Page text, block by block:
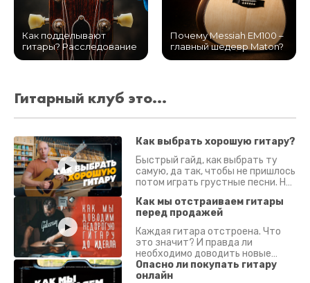
Как подделывают
гитары? Расследование
Почему Messiah EM100 –
главный шедевр Maton?
Гитарный клуб это...
Как выбрать хорошую гитару?
Быстрый гайд, как выбрать ту
самую, да так, чтобы не пришлось
потом играть грустные песни. На
Как мы отстраиваем гитары
перед продажей
Каждая гитара отстроена. Что
это значит? И правда ли
необходимо доводить новые
гитары? Если кратко - да.
Подробно - в видео :)
Опасно ли покупать гитару
онлайн